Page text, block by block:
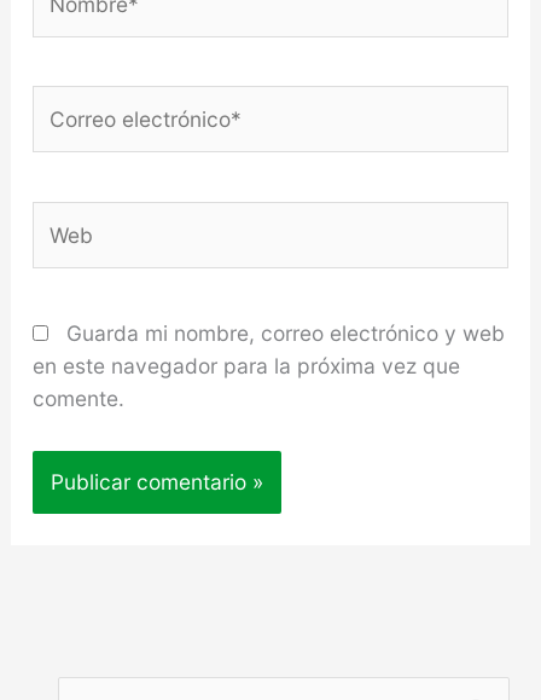
electrónico*
Guarda mi nombre, correo electrónico y web
en este navegador para la próxima vez que
comente.